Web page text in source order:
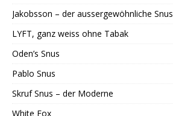
Jakobsson – der aussergewöhnliche Snus
LYFT, ganz weiss ohne Tabak
Oden’s Snus
Pablo Snus
Skruf Snus – der Moderne
White Fox